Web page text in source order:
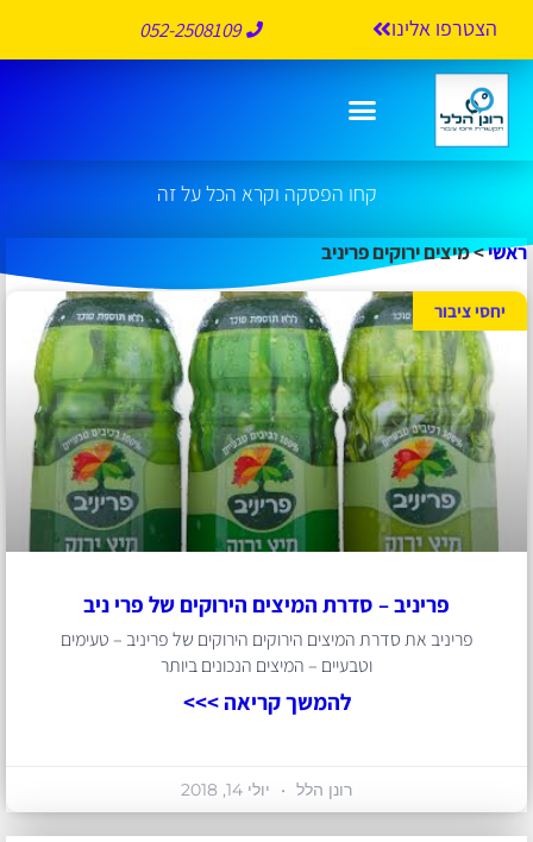
הצטרפו אלינו 052-2508109
קחו הפסקה וקרא הכל על זה
ראשי>מיצים ירוקים פריניב
יחסי ציבור
פריניב – סדרת המיצים הירוקים של פרי ניב
פריניב את סדרת המיצים הירוקים הירוקים של פריניב – טעימים
וטבעיים – המיצים הנכונים ביותר
להמשך קריאה >>>
רונן הלל יולי 14, 2018